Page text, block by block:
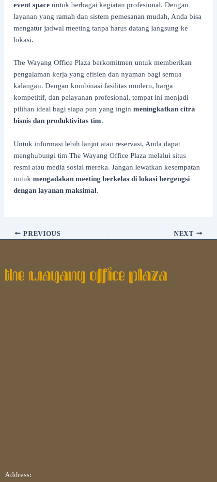
event spaceuntuk berbagai kegiatan profesional. Dengan
layanan yang ramah dan sistem pemesanan mudah, Anda bisa
mengatur jadwal meeting tanpa harus datang langsung ke
lokasi.
The Wayang Office Plaza berkomitmen untuk memberikan
pengalaman kerja yang efisien dan nyaman bagi semua
kalangan. Dengan kombinasi fasilitas modern, harga
kompetitif, dan pelayanan profesional, tempat ini menjadi
pilihan ideal bagi siapa pun yang ingin meningkatkan citra
bisnis dan produktivitas tim.
Untuk informasi lebih lanjut atau reservasi, Anda dapat
menghubungi tim The Wayang Office Plaza melalui situs
resmi atau media sosial mereka. Jangan lewatkan kesempatan
untuk mengadakan meeting berkelas di lokasi bergengsi
dengan layanan maksimal.
PREVIOUS NEXT
Address: